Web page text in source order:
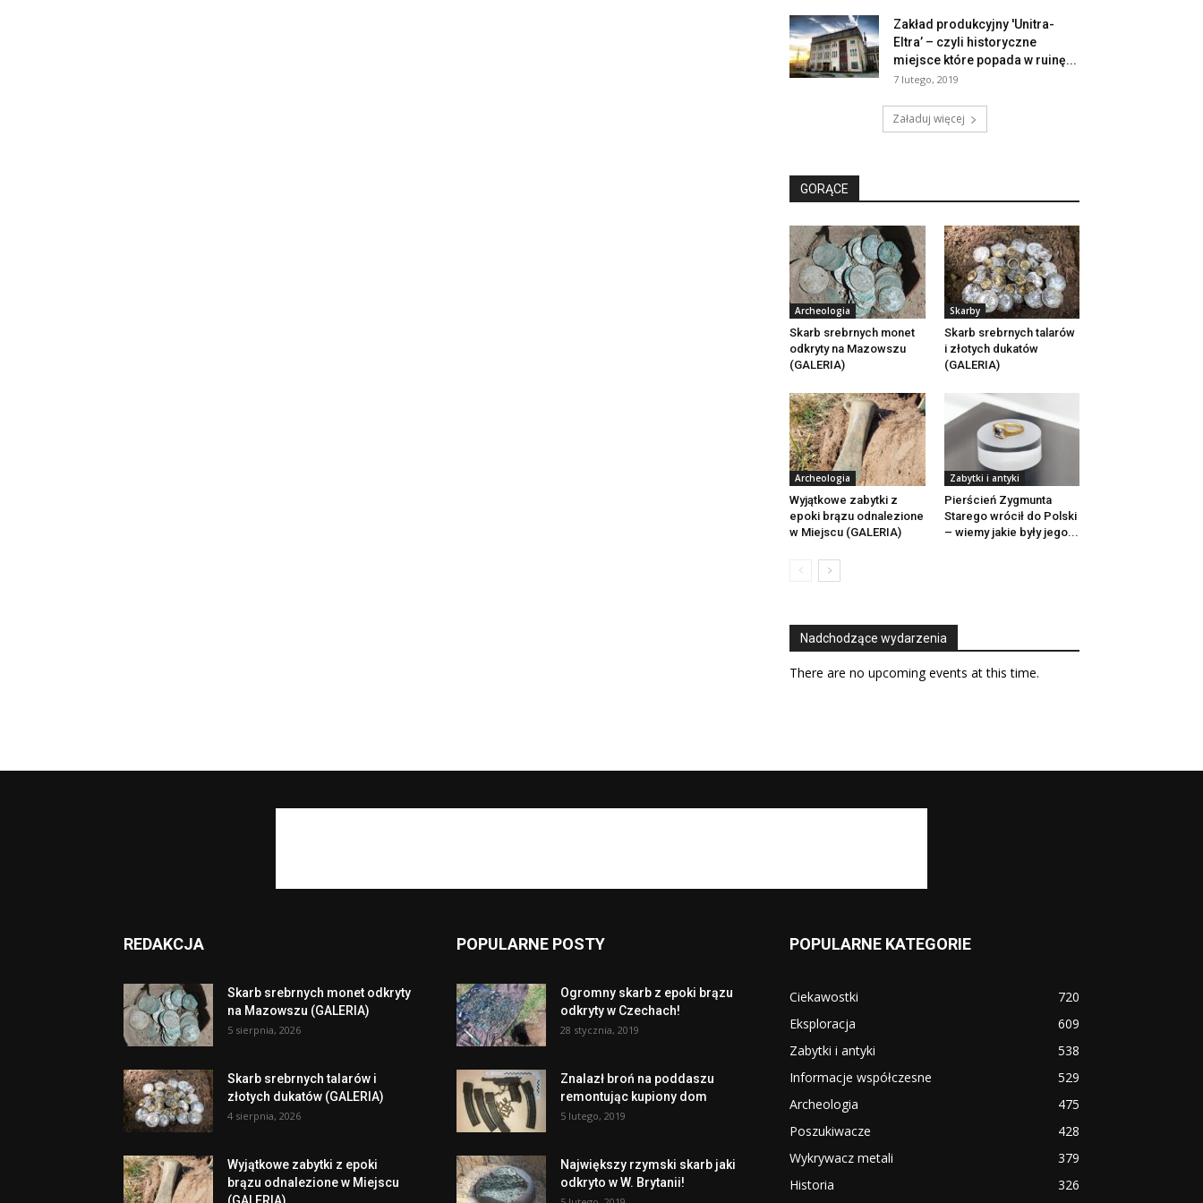
Zakład produkcyjny 'Unitra-
Eltra’ – czyli historyczne
miejsce które popada w ruinę...
7 lutego, 2019
Załaduj więcej
GORĄCE
Archeologia
Skarb srebrnych monet
odkryty na Mazowszu
(GALERIA)
Skarby
Skarb srebrnych talarów
i złotych dukatów
(GALERIA)
Archeologia
Wyjątkowe zabytki z
epoki brązu odnalezione
w Miejscu (GALERIA)
Zabytki i antyki
Pierścień Zygmunta
Starego wrócił do Polski
– wiemy jakie były jego...
Nadchodzące wydarzenia
There are no upcoming events at this time.
REDAKCJA
Skarb srebrnych monet odkryty
na Mazowszu (GALERIA)
5 sierpnia, 2026
Skarb srebrnych talarów i
złotych dukatów (GALERIA)
4 sierpnia, 2026
Wyjątkowe zabytki z epoki
brązu odnalezione w Miejscu
POPULARNE POSTY
Ogromny skarb z epoki brązu
odkryty w Czechach!
28 stycznia, 2019
Znalazł broń na poddaszu
remontując kupiony dom
5 lutego, 2019
Największy rzymski skarb jaki
odkryto w W. Brytanii!
POPULARNE KATEGORIE
Ciekawostki
720
Eksploracja
609
Zabytki i antyki
538
Informacje współczesne
529
Archeologia
475
Poszukiwacze
428
Wykrywacz metali
379
Historia
326